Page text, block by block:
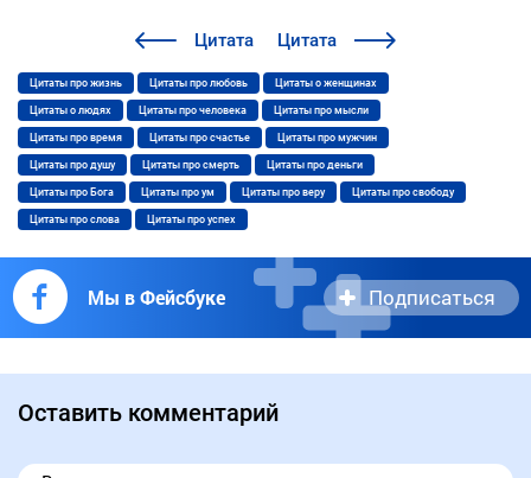
Цитата Цитата
Цитаты про жизнь Цитаты про любовь Цитаты о женщинах
Цитаты о людях Цитаты про человека Цитаты про мысли
Цитаты про время Цитаты про счастье Цитаты про мужчин
Цитаты про душу Цитаты про смерть Цитаты про деньги
Цитаты про Бога Цитаты про ум Цитаты про веру Цитаты про свободу
Цитаты про слова Цитаты про успех
Мы в Фейсбуке Подписаться
Оставить комментарий